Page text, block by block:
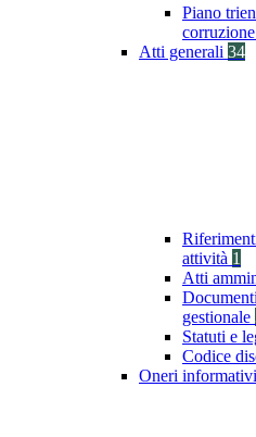
Piano
Atti generali 34
attività 1
Atti
gestionale
Statuti e
Codice
Oneri